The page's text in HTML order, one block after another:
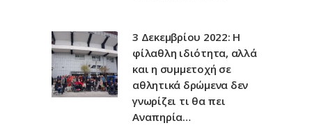
3 Δεκεμβρίου 2022: Η
φίλαθλη ιδιότητα, αλλά
και η συμμετοχή σε
αθλητικά δρώμενα δεν
γνωρίζει τι θα πει
Αναπηρία…